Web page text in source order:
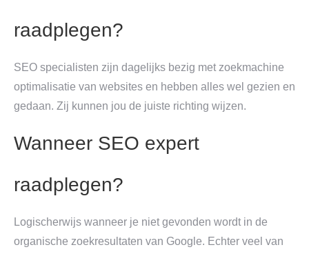
raadplegen?
SEO specialisten zijn dagelijks bezig met zoekmachine
optimalisatie van websites en hebben alles wel gezien en
gedaan. Zij kunnen jou de juiste richting wijzen.
Wanneer SEO expert
raadplegen?
Logischerwijs wanneer je niet gevonden wordt in de
organische zoekresultaten van Google. Echter veel van